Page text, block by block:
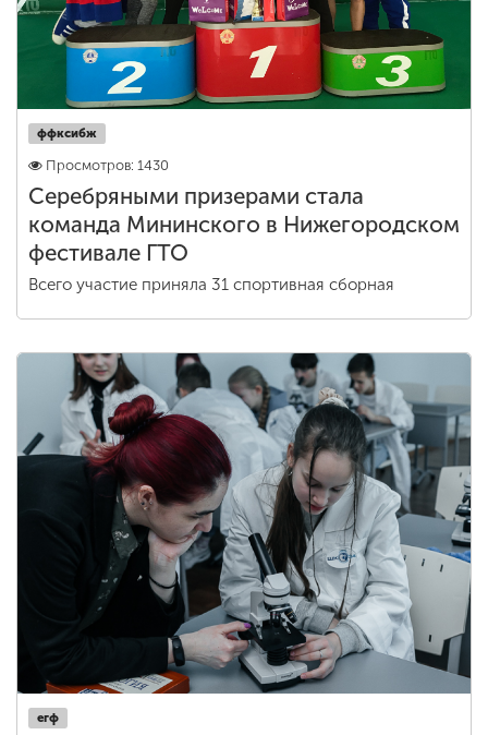
ффксибж
Просмотров: 1430
Серебряными призерами стала
команда Мининского в Нижегородском
фестивале ГТО
Всего участие приняла 31 спортивная сборная
егф